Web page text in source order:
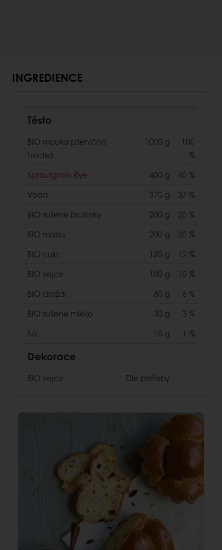
INGREDIENCE
Těsto
BIO mouka pšeničná
hladká
1000 g
100
%
Sproutgrain Rye
400 g
40 %
Voda
370 g
37 %
BIO sušené brusinky
200 g
20 %
BIO máslo
200 g
20 %
BIO cukr
120 g
12 %
BIO vejce
100 g
10 %
BIO droždí
60 g
6 %
BIO sušené mléko
30 g
3 %
Sůl
10 g 1 %
Dekorace
BIO vejce Dle potřeby